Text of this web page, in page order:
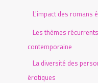
L'impact des romans
Les thèmes
contemporaine
La diversité des
érotiques